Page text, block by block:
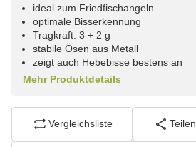
ideal zum Friedfischangeln
optimale Bisserkennung
Tragkraft: 3 + 2 g
stabile Ösen aus Metall
zeigt auch Hebebisse bestens an
Mehr Produktdetails
Vergleichsliste Teilen